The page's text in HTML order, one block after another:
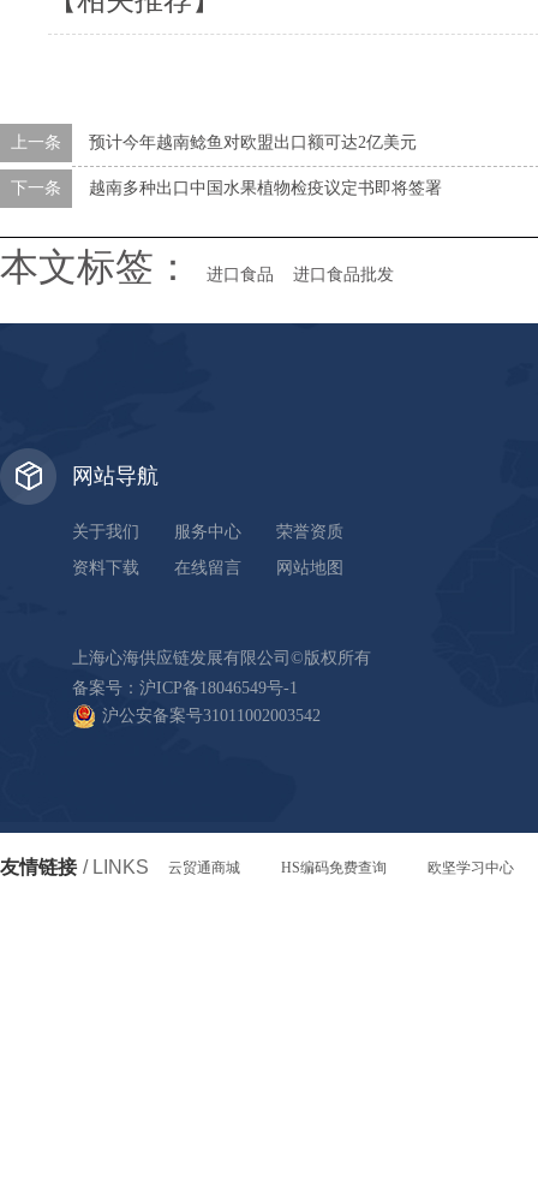
上一条 预计今年越南鲶鱼对欧盟出口额可达2亿美元
下一条 越南多种出口中国水果植物检疫议定书即将签署
本文标签： 进口食品 进口食品批发
网站导航
关于我们 服务中心
荣誉资质
资料下载
在线留言 网站地图
上海心海供应链发展有限公司©版权所有
备案号： 沪ICP备18046549号-1
沪公安备案号31011002003542
友情链接 / LINKS 云贸通商城 HS编码免费查询 欧坚学习中心